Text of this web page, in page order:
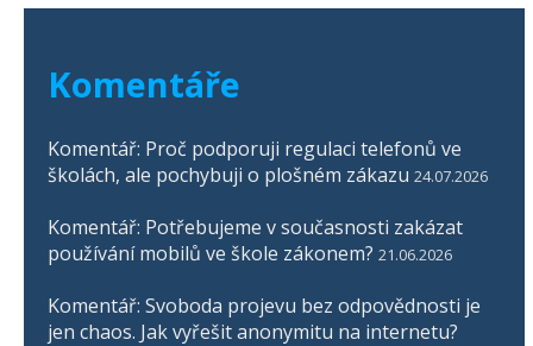
Komentáře
Komentář: Proč podporuji regulaci telefonů ve
školách, ale pochybuji o plošném zákazu 24.07.2026
Komentář: Potřebujeme v současnosti zakázat
používání mobilů ve škole zákonem? 21.06.2026
Komentář: Svoboda projevu bez odpovědnosti je
jen chaos. Jak vyřešit anonymitu na internetu?